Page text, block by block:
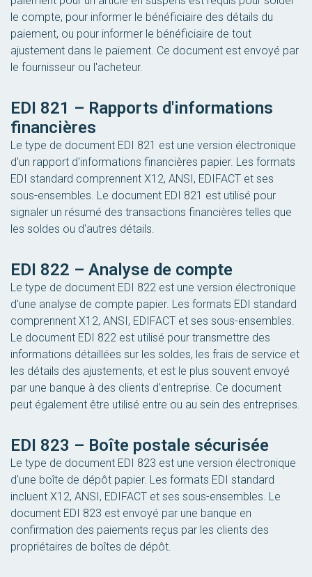
le compte, pour informer le bénéficiaire des détails du
paiement, ou pour informer le bénéficiaire de tout
ajustement dans le paiement. Ce document est envoyé par
le fournisseur ou l'acheteur.
EDI 821 – Rapports d'informations
financières
Le type de document EDI 821 est une version électronique
d'un rapport d'informations financières papier. Les formats
EDI standard comprennent X12, ANSI, EDIFACT et ses
sous-ensembles. Le document EDI 821 est utilisé pour
signaler un résumé des transactions financières telles que
les soldes ou d'autres détails.
EDI 822 – Analyse de compte
Le type de document EDI 822 est une version électronique
d'une analyse de compte papier. Les formats EDI standard
comprennent X12, ANSI, EDIFACT et ses sous-ensembles.
Le document EDI 822 est utilisé pour transmettre des
informations détaillées sur les soldes, les frais de service et
les détails des ajustements, et est le plus souvent envoyé
par une banque à des clients d'entreprise. Ce document
peut également être utilisé entre ou au sein des entreprises.
EDI 823 – Boîte postale sécurisée
Le type de document EDI 823 est une version électronique
d'une boîte de dépôt papier. Les formats EDI standard
incluent X12, ANSI, EDIFACT et ses sous-ensembles. Le
document EDI 823 est envoyé par une banque en
confirmation des paiements reçus par les clients des
propriétaires de boîtes de dépôt.